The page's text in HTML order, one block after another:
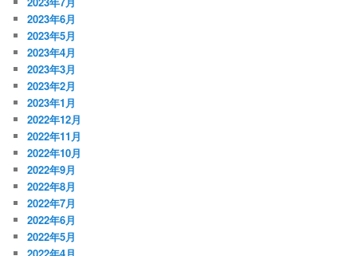
2023年6月
2023年5月
2023年4月
2023年3月
2023年2月
2023年1月
2022年12月
2022年11月
2022年10月
2022年9月
2022年8月
2022年7月
2022年6月
2022年5月